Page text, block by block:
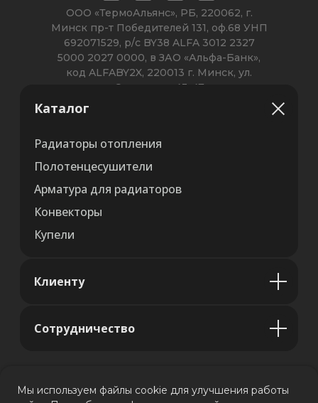
Мы используем файлы cookie для улучшения работы
Каталог
Радиаторы отопления
Полотенцесушители
Арматура для радиаторов
Конвекторы
Купели
Клиенту
Сотрудничество